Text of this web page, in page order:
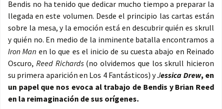
Bendis no ha tenido que dedicar mucho tiempo a preparar la
llegada en este volumen. Desde el principio las cartas están
sobre la mesa, y la emoción está en descubrir quién es skrull
y quién no. En medio de la inminente batalla encontramos a
Iron Man en lo que es el inicio de su cuesta abajo en Reinado
Oscuro, Reed Richards(no olvidemos que los skrull hicieron
su primera aparición en Los 4 Fantásticos) yJessica Drew, en
un papel que nos evoca al trabajo de Bendis y Brian Reed
en la reimaginación de sus orígenes.